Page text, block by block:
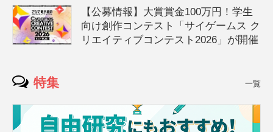
【公募情報】大賞賞金100万円！学生
向け創作コンテスト「サイゲームス ク
リエイティブコンテスト2026」が開催
特集 一覧